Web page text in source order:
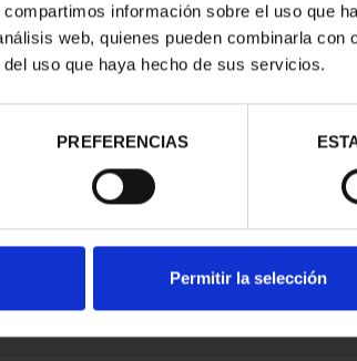
información sobre el uso que
web, quienes pueden combinarla con
uso que haya hecho de sus servicios.
PREFERENCIAS
Permitir la selección
SOROLLA